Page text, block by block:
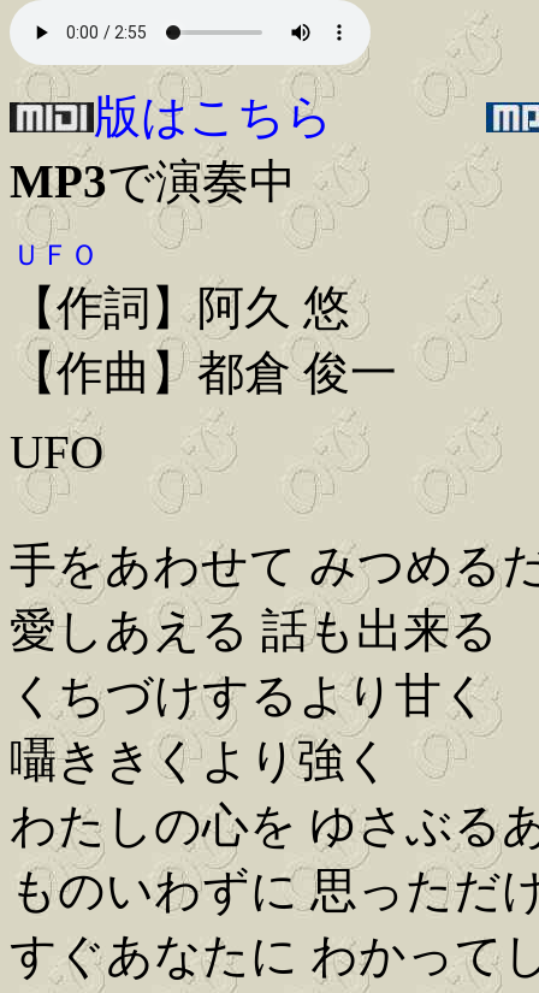
版はこちら
MP3で演奏中
ＵＦＯ
【作詞】阿久 悠
【作曲】都倉 俊一
UFO
手をあわせて みつめる
愛しあえる 話も出来る
くちづけするより甘く
囁ききくより強く
わたしの心を ゆさぶる
ものいわずに 思っただ
すぐあなたに わかって